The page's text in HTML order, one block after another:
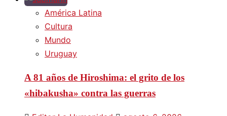
América Latina
Cultura
Mundo
Uruguay
A 81 años de Hiroshima: el grito de los
«hibakusha» contra las guerras